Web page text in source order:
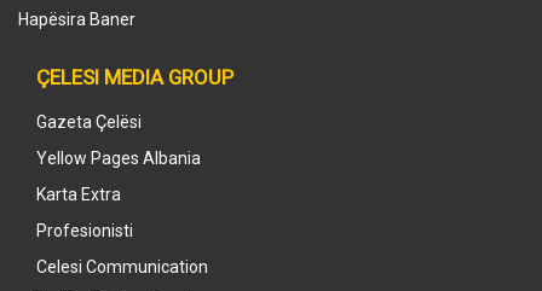
Hapësira Baner
ÇELESI MEDIA GROUP
Gazeta Çelësi
Yellow Pages Albania
Karta Extra
Profesionisti
Celesi Communication